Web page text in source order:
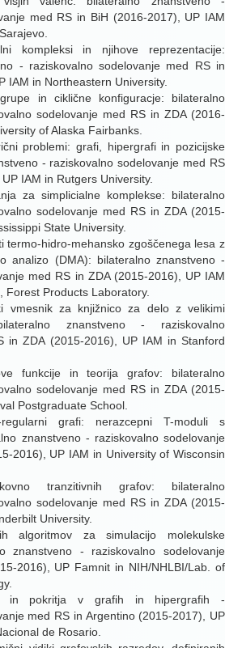
med RS in BiH (2016-2017), UP IAM
kompleksi in njihove reprezentacije:
- raziskovalno sodelovanje med RS in
IAM in Northeastern University.
in ciklične konfiguracje: bilateralno
sodelovanje med RS in ZDA (2016-
of Alaska Fairbanks.
problemi: grafi, hipergrafi in pozicijske
- raziskovalno sodelovanje med RS
IAM in Rutgers University.
za simplicialne komplekse: bilateralno
sodelovanje med RS in ZDA (2015-
State University.
termo-hidro-mehansko zgoščenega lesa z
analizo (DMA): bilateralno znanstveno -
med RS in ZDA (2015-2016), UP IAM
Forest Products Laboratory.
vmesnik za knjižnico za delo z velikimi
znanstveno - raziskovalno
in ZDA (2015-2016), UP IAM in Stanford
funkcije in teorija grafov: bilateralno
sodelovanje med RS in ZDA (2015-
Postgraduate School.
regularni grafi: nerazcepni T-moduli s
znanstveno - raziskovalno sodelovanje
2016), UP IAM in University of Wisconsin
tranzitivnih grafov: bilateralno
sodelovanje med RS in ZDA (2015-
University.
algoritmov za simulacijo molekulske
znanstveno - raziskovalno sodelovanje
2016), UP Famnit in NIH/NHLBI/Lab. of
in pokritja v grafih in hipergrafih -
med RS in Argentino (2015-2017), UP
de Rosario.